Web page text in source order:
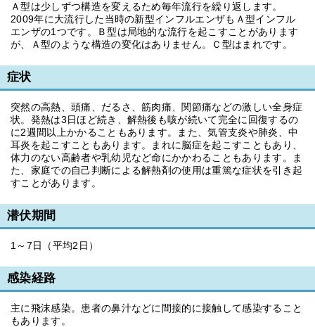
Ａ型は少しずつ構造を変えるため毎年流行を繰り返します。
2009年に大流行した当時の新型インフルエンザもＡ型インフル
エンザの1つです。Ｂ型は局地的な流行を起こすことがあります
が、Ａ型のような構造の変化はありません。Ｃ型はまれです。
症状
突然の高熱、頭痛、だるさ、筋肉痛、関節痛などの激しい全身症
状。発熱は3日ほど続き、解熱後も咳が続いて完全に回復するの
に2週間以上かかることもあります。また、気管支炎や肺炎、中
耳炎を起こすこともあります。まれに脳症を起こすこともあり、
体力のない高齢者や乳幼児など命にかかわることもあります。ま
た、家庭での自己判断による解熱剤の使用は重篤な症状を引き起
すことがあります。
潜伏期間
1～7日（平均2日）
感染経路
主に飛沫感染。患者の鼻汁などに間接的に接触して感染すること
もあります。